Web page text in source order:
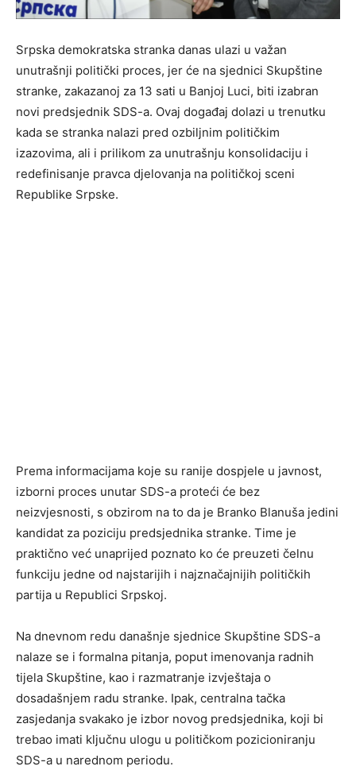
Srpska demokratska stranka danas ulazi u važan
unutrašnji politički proces, jer će na sjednici Skupštine
stranke, zakazanoj za 13 sati u Banjoj Luci, biti izabran
novi predsjednik SDS-a. Ovaj događaj dolazi u trenutku
kada se stranka nalazi pred ozbiljnim političkim
izazovima, ali i prilikom za unutrašnju konsolidaciju i
redefinisanje pravca djelovanja na političkoj sceni
Republike Srpske.
Prema informacijama koje su ranije dospjele u javnost,
izborni proces unutar SDS-a proteći će bez
neizvjesnosti, s obzirom na to da je Branko Blanuša jedini
kandidat za poziciju predsjednika stranke. Time je
praktično već unaprijed poznato ko će preuzeti čelnu
funkciju jedne od najstarijih i najznačajnijih političkih
partija u Republici Srpskoj.
Na dnevnom redu današnje sjednice Skupštine SDS-a
nalaze se i formalna pitanja, poput imenovanja radnih
tijela Skupštine, kao i razmatranje izvještaja o
dosadašnjem radu stranke. Ipak, centralna tačka
zasjedanja svakako je izbor novog predsjednika, koji bi
trebao imati ključnu ulogu u političkom pozicioniranju
SDS-a u narednom periodu.